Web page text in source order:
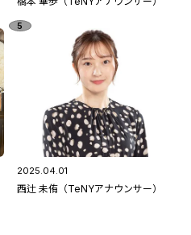
2025.04.01
西辻 未侑（TeNYアナウンサー）